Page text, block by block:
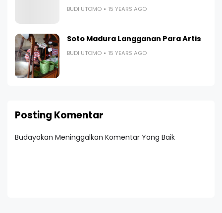
BUDI UTOMO 15 YEARS AGO
Soto Madura Langganan Para Artis
BUDI UTOMO 15 YEARS AGO
Posting Komentar
Budayakan Meninggalkan Komentar Yang Baik